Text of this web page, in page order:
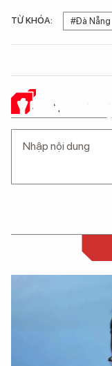
TỪ KHÓA: #Đà Nẵng
Ý KIẾN CỦA